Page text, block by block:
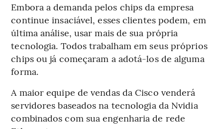
Embora a demanda pelos chips da empresa
continue insaciável, esses clientes podem, em
última análise, usar mais de sua própria
tecnologia. Todos trabalham em seus próprios
chips ou já começaram a adotá-los de alguma
forma.
A maior equipe de vendas da Cisco venderá
servidores baseados na tecnologia da Nvidia
combinados com sua engenharia de rede